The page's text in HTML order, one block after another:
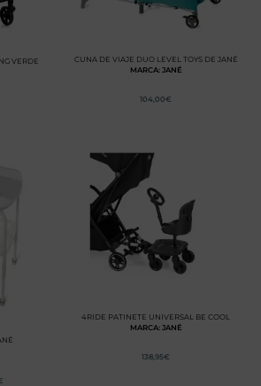
VERDE
CUNA DE VIAJE DUO LEVEL TOYS DE JANÉ
MARCA: JANÉ
104,00 €
4RIDE PATINETE UNIVERSAL BE COOL
MARCA: JANÉ
138,95€